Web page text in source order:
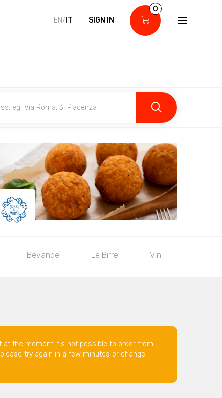
EN/ IT SIGN IN
0
Bevande Le Birre Vini
at the moment it's not possible to order from
try again in a few minutes or change